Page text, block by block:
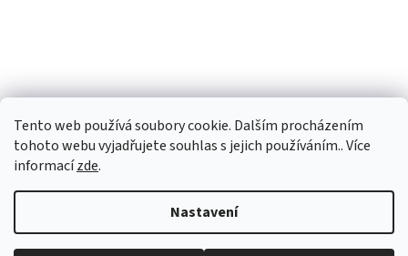
Tento web používá soubory cookie. Dalším procházením
tohoto webu vyjadřujete souhlas s jejich používáním.. Více
informacízde.
Nastavení